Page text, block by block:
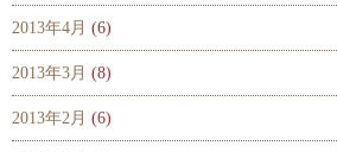
2013年4月 (6)
2013年3月 (8)
2013年2月 (6)